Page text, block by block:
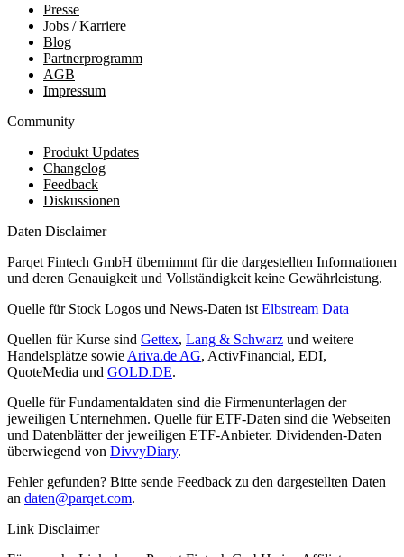
Presse
Jobs / Karriere
Blog
Partnerprogramm
AGB
Impressum
Community
Produkt Updates
Changelog
Feedback
Diskussionen
Daten Disclaimer
Parqet Fintech GmbH übernimmt für die dargestellten Informationen
und deren Genauigkeit und Vollständigkeit keine Gewährleistung.
Quelle für Stock Logos und News-Daten ist Elbstream Data
Quellen für Kurse sind Gettex, Lang & Schwarz und weitere
Handelsplätze sowie Ariva.de AG, ActivFinancial, EDI,
QuoteMedia und GOLD.DE.
Quelle für Fundamentaldaten sind die Firmenunterlagen der
jeweiligen Unternehmen. Quelle für ETF-Daten sind die Webseiten
und Datenblätter der jeweiligen ETF-Anbieter. Dividenden-Daten
überwiegend von DivvyDiary.
Fehler gefunden? Bitte sende Feedback zu den dargestellten Daten
an daten@parqet.com.
Link Disclaimer